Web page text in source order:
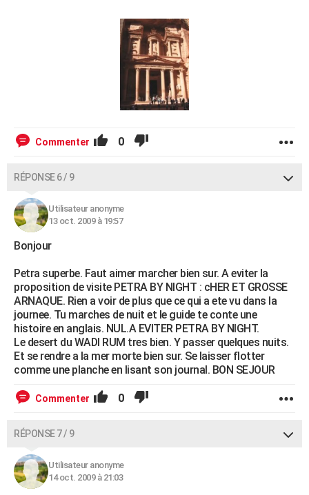
Commenter 0
RÉPONSE 6 / 9
Utilisateur anonyme
13 oct. 2009 à 19:57
Bonjour
Petra superbe. Faut aimer marcher bien sur. A eviter la
proposition de visite PETRA BY NIGHT : cHER ET GROSSE
ARNAQUE. Rien a voir de plus que ce qui a ete vu dans la
journee. Tu marches de nuit et le guide te conte une
histoire en anglais. NUL.A EVITER PETRA BY NIGHT.
Le desert du WADI RUM tres bien. Y passer quelques nuits.
Et se rendre a la mer morte bien sur. Se laisser flotter
comme une planche en lisant son journal. BON SEJOUR
Commenter 0
RÉPONSE 7 / 9
Utilisateur anonyme
14 oct. 2009 à 21:03